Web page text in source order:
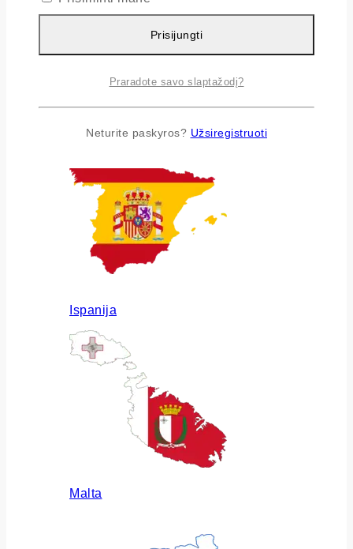
Airija
Ispanija
Malta
Prisijungti
Praradote savo slaptažodį?
Neturite paskyros? Užsiregistruoti